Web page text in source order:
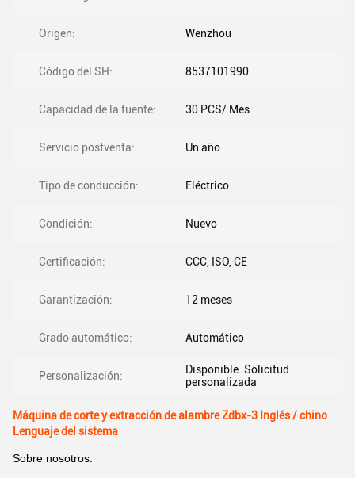
Origen: Wenzhou
Código del SH: 8537101990
Capacidad de la fuente: 30 PCS/ Mes
Servicio postventa: Un año
Tipo de conducción: Eléctrico
Condición: Nuevo
Certificación: CCC, ISO, CE
Garantización: 12 meses
Grado automático: Automático
Personalización:
Disponible. Solicitud
personalizada
Máquina de corte y extracción de alambre Zdbx-3 Inglés / chino
Lenguaje del sistema
Sobre nosotros: